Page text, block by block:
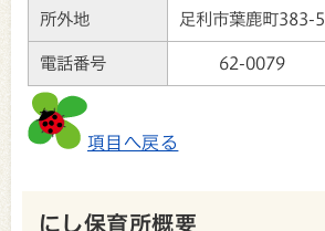
所外地 足利市葉鹿町383-5
電話番号 62-0079
項目へ戻る
にし保育所概要